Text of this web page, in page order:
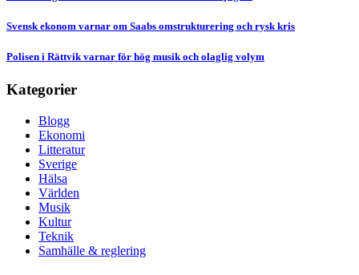
Svensk ekonom varnar om Saabs omstrukturering och rysk kris
Polisen i Rättvik varnar för hög musik och olaglig volym
Kategorier
Blogg
Ekonomi
Litteratur
Sverige
Hälsa
Världen
Musik
Kultur
Teknik
Samhälle & reglering